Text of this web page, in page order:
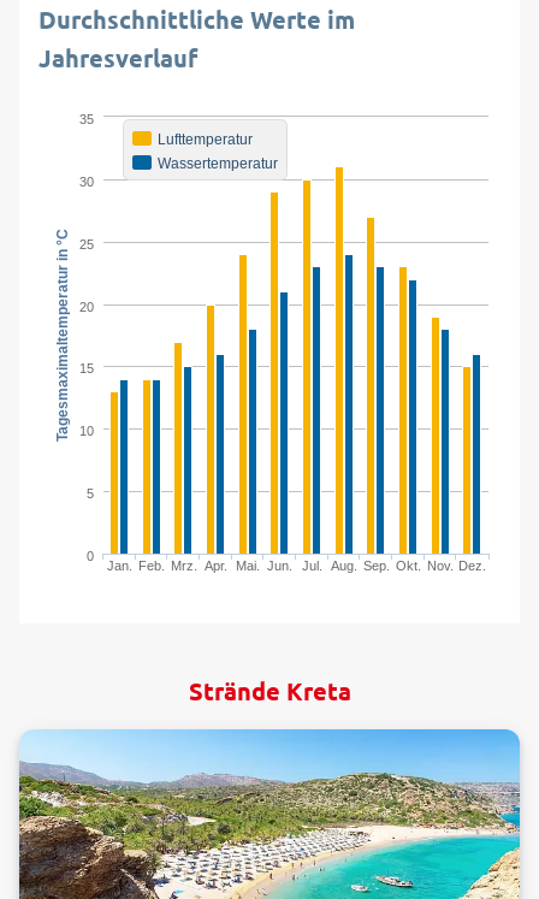
Durchschnittliche Werte im
Jahresverlauf
Tagesmaximaltemperatur in °C
Lufttemperatur
Wassertemperatur
Jan. Feb. Mrz. Apr. Mai. Jun. Jul. Aug. Sep. Okt. Nov. Dez.
0
5
10
15
20
25
30
35
Strände Kreta